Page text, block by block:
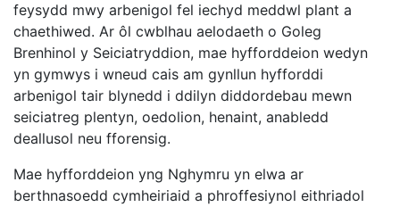
feysydd mwy arbenigol fel iechyd meddwl plant a
chaethiwed. Ar ôl cwblhau aelodaeth o Goleg
Brenhinol y Seiciatryddion, mae hyfforddeion wedyn
yn gymwys i wneud cais am gynllun hyfforddi
arbenigol tair blynedd i ddilyn diddordebau mewn
seiciatreg plentyn, oedolion, henaint, anabledd
deallusol neu fforensig.
Mae hyfforddeion yng Nghymru yn elwa ar
berthnasoedd cymheiriaid a phroffesiynol eithriadol